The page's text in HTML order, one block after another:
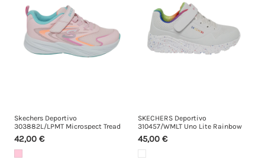
Skechers Deportivo
303882L/LPMT Microspect Tread
42,00 €
SKECHERS Deportivo
310457/WMLT Uno Lite Rainbow
45,00 €